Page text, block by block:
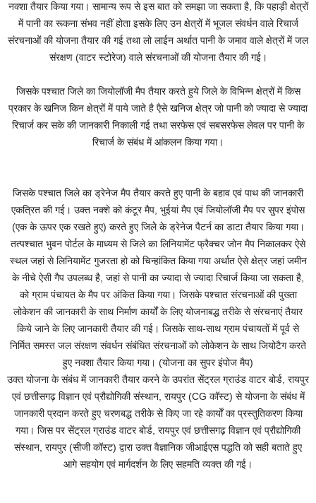
नक्शा तैयार किया गया। सामान्य रूप से इस बात को समझा जा सकता है, कि पहाड़ी क्षेत्रों
में पानी का रूकना संभव नहीं होता इसके लिए उन क्षेत्रों में भूजल संवर्धन वाले रिचार्ज
संरचनाओं की योजना तैयार की गई तथा लो लाईन अर्थात पानी के जमाव वाले क्षेत्रों में जल
संरक्षण (वाटर स्टोरेज) वाले संरचनाओं की योजना तैयार की गई।
जिसके पश्चात जिले का जियोलॉजी मैप तैयार करते हुये जिले के विभिन्न क्षेत्रों में किस
प्रकार के खनिज किन क्षेत्रों में पाये जाते है एैसे खनिज क्षेत्र जो पानी को ज्यादा से ज्यादा
रिचार्ज कर सके की जानकारी निकाली गई तथा सरफेस एवं सबसरफेस लेवल पर पानी के
रिचार्ज के संबंध में आंकलन किया गया।
जिसके पश्चात जिले का ड्रेनेज मैप तैयार करते हुए पानी के बहाव एवं पाथ की जानकारी
एकत्रित की गई। उक्त नक्शे को कंटूर मैप, भुईयां मैप एवं जियोलॉजी मैप पर सुपर इंपोस
(एक के ऊपर एक रखते हुए) करते हुए जिलेे के ड्रेनेज पैटर्न का डाटा तैयार किया गया।
तत्पश्चात भुवन पोर्टल के माध्यम से जिले का लिनियामेंट फ्रैक्चर जोन मैप निकालकर ऐसे
स्थल जहां से लिनियामेंट गुजरता हो को चिन्हांकित किया गया अर्थात ऐसे क्षेत्र जहां जमीन
के नीचे ऐसी गैप उपलब्ध है, जहां से पानी का ज्यादा से ज्यादा रिचार्ज किया जा सकता है,
को ग्राम पंचायत के मैप पर अंकित किया गया। जिसके पश्चात संरचनाओं की पुख्ता
लोकेशन की जानकारी के साथ निर्माण कार्यों के लिए योजनाबद्ध तरीके से संरचनाएं तैयार
किये जाने के लिए जानकारी तैयार की गई। जिसके साथ-साथ ग्राम पंचायतों में पूर्व से
निर्मित समस्त जल संरक्षण संवर्धन संबंधित संरचनाओं को लोकेशन के साथ जियोटैग करते
हुए नक्शा तैयार किया गया। (योजना का सुपर इंपोज मैप)
उक्त योजना के संबंध में जानकारी तैयार करने के उपरांत सेंट्रल ग्राउंड वाटर बोर्ड, रायपुर
एवं छत्तीसगढ़ विज्ञान एवं प्रौद्योगिकी संस्थान, रायपुर (CG कॉस्ट) से योजना के संबंध में
जानकारी प्रदान करते हुए चरणबद्ध तरीके से किए जा रहे कार्यों का प्रस्तुतिकरण किया
गया। जिस पर सेंट्रल ग्राउंड वाटर बोर्ड, रायपुर एवं छत्तीसगढ़ विज्ञान एवं प्रौद्योगिकी
संस्थान, रायपुर (सीजी कॉस्ट) द्वारा उक्त वैज्ञानिक जीआईएस पद्धति को सही बताते हुए
आगे सहयोग एवं मार्गदर्शन के लिए सहमति व्यक्त की गई।